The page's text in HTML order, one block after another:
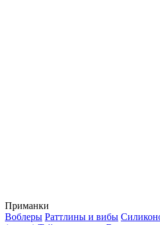
Приманки
Воблеры Раттлины и вибы